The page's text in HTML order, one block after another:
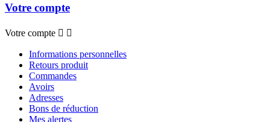
Votre compte
Votre compte  
Informations personnelles
Retours produit
Commandes
Avoirs
Adresses
Bons de réduction
Mes alertes